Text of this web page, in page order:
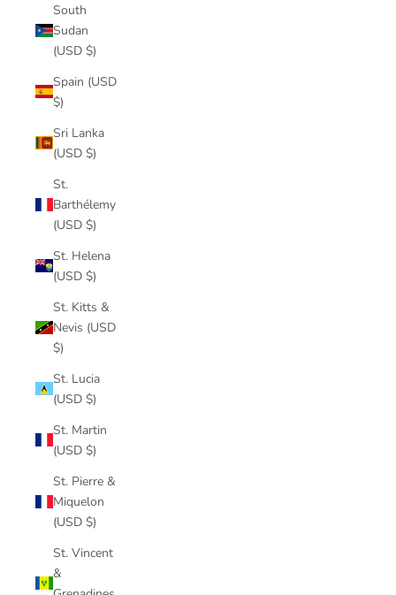
South
Sudan
(USD $)
Spain (USD
$)
Sri Lanka
(USD $)
St.
Barthélemy
(USD $)
St. Helena
(USD $)
St. Kitts &
Nevis (USD
$)
St. Lucia
(USD $)
St. Martin
(USD $)
St. Pierre &
Miquelon
(USD $)
St. Vincent
&